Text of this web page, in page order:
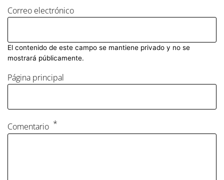
Correo electrónico
El contenido de este campo se mantiene privado y no se
mostrará públicamente.
Página principal
Comentario